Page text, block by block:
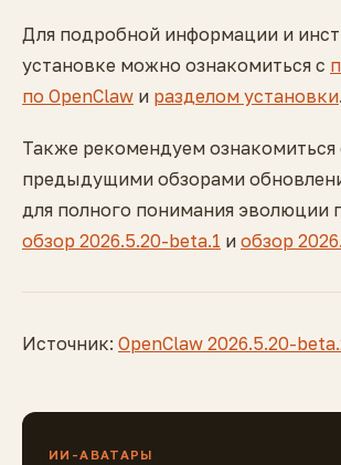
Для подробной информации и
установке можно ознакомиться с
по OpenClaw и разделом установки.
Также рекомендуем ознакомиться
предыдущими обзорами
для полного понимания эволюции
обзор 2026.5.20-beta.1 и обзор
Источник: OpenClaw 2026.5.20-
ИИ-АВАТАРЫ